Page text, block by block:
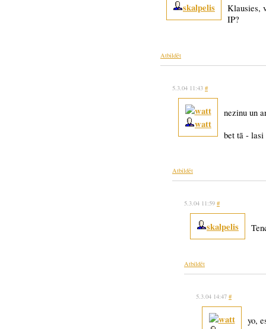
skalpelis
Klausies,
IP?
Atbildēt
5.3.04 11:43 #
watt
nezinu un
bet tā - lasi
Atbildēt
5.3.04 11:59 #
skalpelis
Atbildēt
5.3.04 14:47 #
yo,